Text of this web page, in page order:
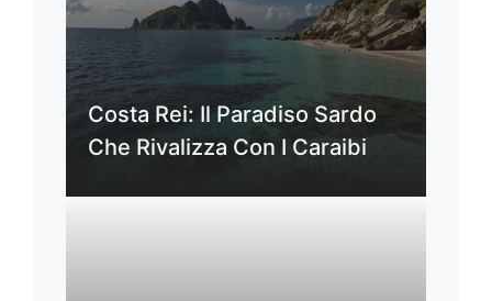
Costa Rei: Il Paradiso Sardo
Che Rivalizza Con I Caraibi